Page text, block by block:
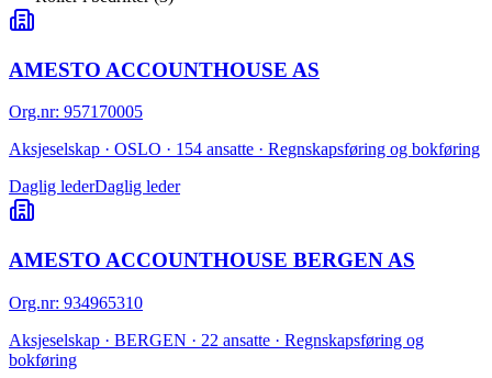
AMESTO ACCOUNTHOUSE AS
Org.nr: 957170005
Aksjeselskap · OSLO · 154 ansatte · Regnskapsføring og bokføring
Daglig lederDaglig leder
AMESTO ACCOUNTHOUSE BERGEN AS
Org.nr: 934965310
Aksjeselskap · BERGEN · 22 ansatte · Regnskapsføring og
bokføring